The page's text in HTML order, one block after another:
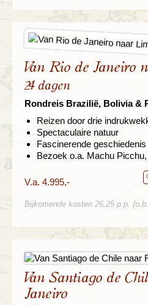
Van Rio de Janeiro
24 dagen
Rondreis Brazilië, Bolivia &
Reizen door drie
Spectaculaire natuur
Fascinerende geschiedenis
Bezoek o.a. Machu
V.a. 4.995,-
Bijkomende kosten 26,25 p.p.
Van Santiago de
Janeiro